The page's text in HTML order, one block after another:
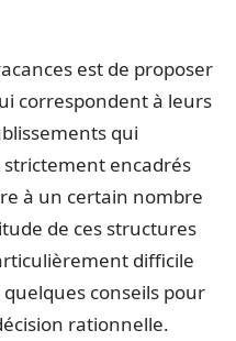
est de proposer
correspondent à leurs
qui
encadrés
à un certain nombre
de ces structures
difficile
conseils pour
rationnelle.